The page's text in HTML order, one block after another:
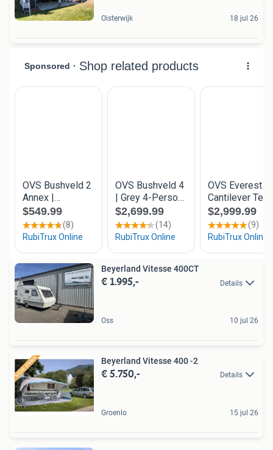
Oisterwijk 18 jul 26
Beyerland Vitesse 400CT
€ 1.995,- Details
Oss 10 jul 26
Beyerland Vitesse 400 -2
€ 5.750,- Details
Groenlo 15 jul 26